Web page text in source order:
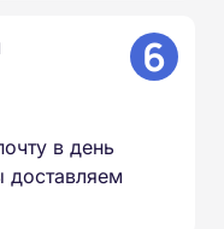
6
в день
доставляем